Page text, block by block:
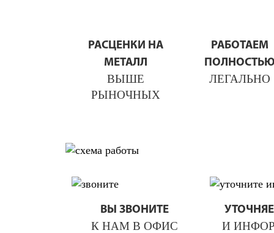
РАСЦЕНКИ НА
МЕТАЛЛ
ВЫШЕ
РЫНОЧНЫХ
РАБОТАЕМ
ЛЕГАЛЬНО
ВЫ ЗВОНИТЕ
К НАМ В ОФИС И